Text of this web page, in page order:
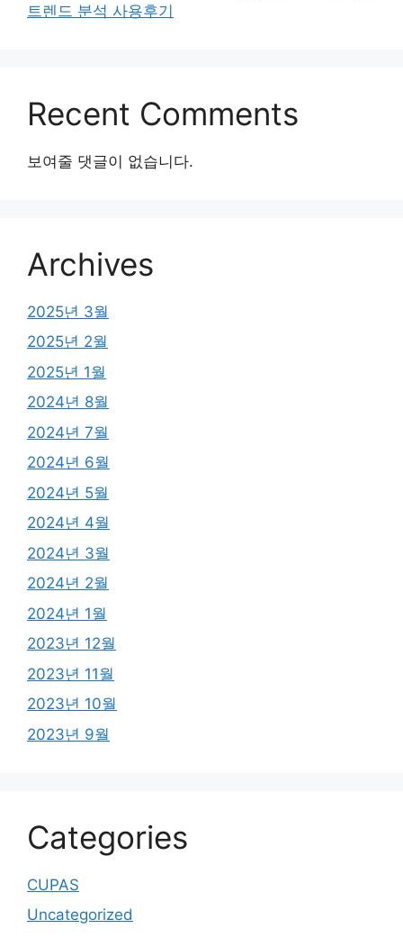
트렌드 분석 사용후기
Recent Comments
보여줄 댓글이 없습니다.
Archives
2025년 3월
2025년 2월
2025년 1월
2024년 8월
2024년 7월
2024년 6월
2024년 5월
2024년 4월
2024년 3월
2024년 2월
2024년 1월
2023년 12월
2023년 11월
2023년 10월
2023년 9월
Categories
CUPAS
Uncategorized